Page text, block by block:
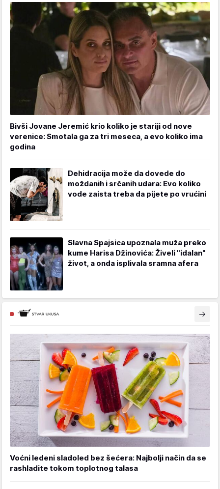
Bivši Jovane Jeremić krio koliko je stariji od nove
verenice: Smotala ga za tri meseca, a evo koliko ima
godina
Dehidracija može da dovede do
moždanih i srčanih udara: Evo koliko
vode zaista treba da pijete po vrućini
Slavna Spajsica upoznala muža preko
kume Harisa Džinovića: Živeli "idalan"
život, a onda isplivala sramna afera
Voćni ledeni sladoled bez šećera: Najbolji način da se
rashladite tokom toplotnog talasa